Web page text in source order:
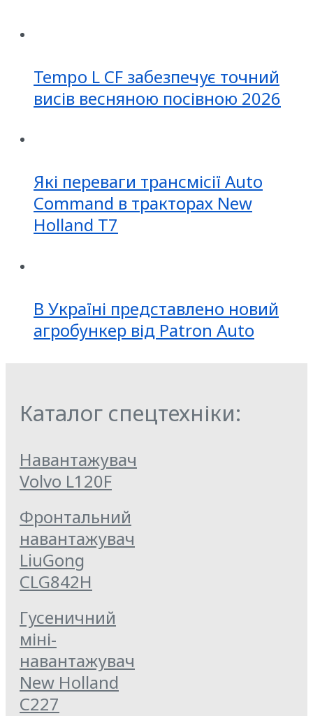
Tempo L CF забезпечує точний
висів весняною посівною 2026
Які переваги трансмісії Auto
Command в тракторах New
Holland T7
В Україні представлено новий
агробункер від Patron Auto
Каталог спецтехніки:
Навантажувач
Volvo L120F
Фронтальний
навантажувач
LiuGong
CLG842H
Гусеничний
міні-
навантажувач
New Holland
C227